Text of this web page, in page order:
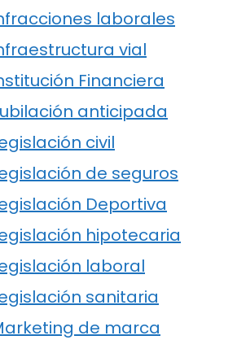
laborales
vial
Financiera
anticipada
civil
de seguros
Deportiva
hipotecaria
laboral
sanitaria
de marca